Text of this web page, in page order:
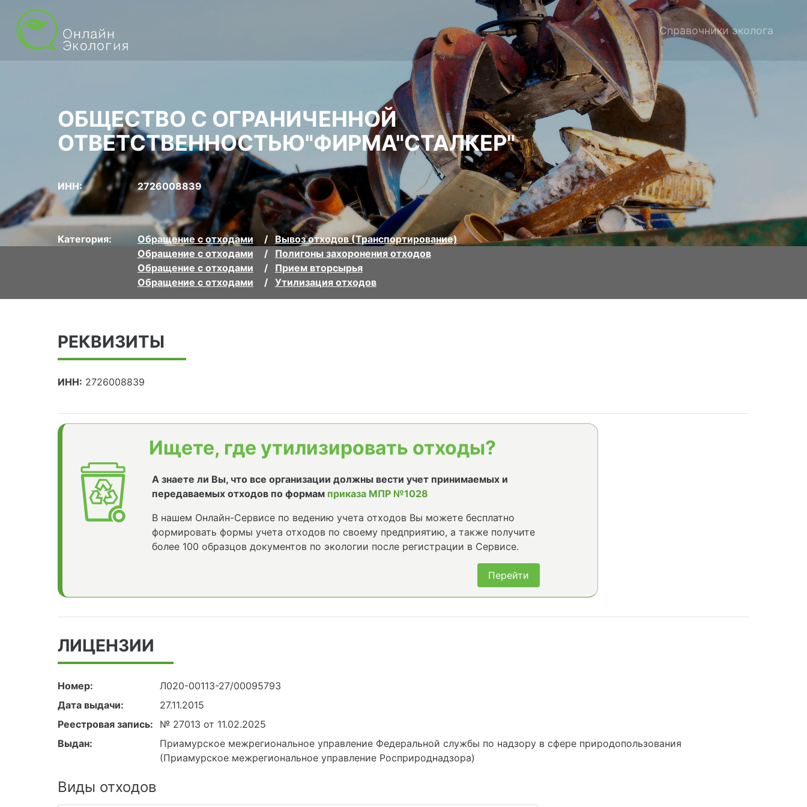
Справочники эколога
ОБЩЕСТВО С ОГРАНИЧЕННОЙ
ОТВЕТСТВЕННОСТЬЮ"ФИРМА"СТАЛКЕР"
ИНН: 2726008839
Категория: Обращение с отходами
Вывоз отходов (Транспортирование)
Обращение с отходами
Полигоны захоронения отходов
Обращение с отходами
Прием вторсырья
Обращение с отходами
Утилизация отходов
РЕКВИЗИТЫ
ИНН: 2726008839
Ищете, где утилизировать отходы?
А знаете ли Вы, что все организации должны вести учет принимаемых и
передаваемых отходов по формам приказа МПР №1028
В нашем Онлайн-Сервисе по ведению учета отходов Вы можете бесплатно
формировать формы учета отходов по своему предприятию, а также получите
более 100 образцов документов по экологии после регистрации в Сервисе.
Перейти
ЛИЦЕНЗИИ
Номер:
Л020-00113-27/00095793
Дата выдачи:
27.11.2015
Реестровая запись:
№ 27013 от 11.02.2025
Выдан:
Приамурское межрегиональное управление Федеральной службы по надзору в сфере природопользования
(Приамурское межрегиональное управление Росприроднадзора)
Виды отходов